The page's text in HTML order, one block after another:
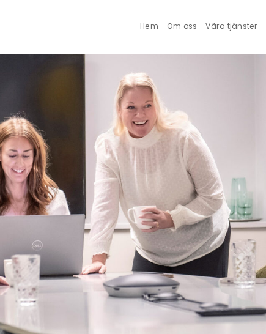
Hem Om oss Våra tjänster